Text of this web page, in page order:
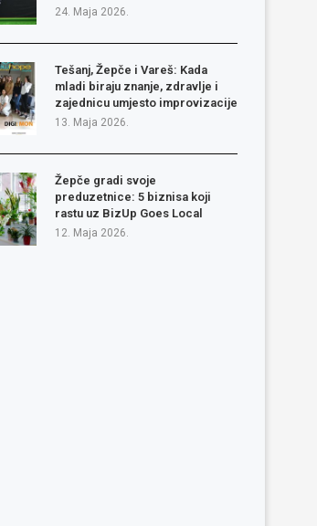
24. Maja 2026.
Tešanj, Žepče i Vareš: Kada
mladi biraju znanje, zdravlje i
zajednicu umjesto improvizacije
13. Maja 2026.
Žepče gradi svoje
preduzetnice: 5 biznisa koji
rastu uz BizUp Goes Local
12. Maja 2026.